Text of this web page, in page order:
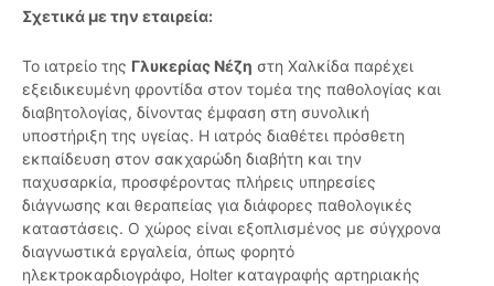
Σχετικά με την εταιρεία:
Το ιατρείο της Γλυκερίας Νέζη στη Χαλκίδα παρέχει
εξειδικευμένη φροντίδα στον τομέα της παθολογίας και
διαβητολογίας, δίνοντας έμφαση στη συνολική
υποστήριξη της υγείας. Η ιατρός διαθέτει πρόσθετη
εκπαίδευση στον σακχαρώδη διαβήτη και την
παχυσαρκία, προσφέροντας πλήρεις υπηρεσίες
διάγνωσης και θεραπείας για διάφορες παθολογικές
καταστάσεις. Ο χώρος είναι εξοπλισμένος με σύγχρονα
διαγνωστικά εργαλεία, όπως φορητό
ηλεκτροκαρδιογράφο, Holter καταγραφής αρτηριακής